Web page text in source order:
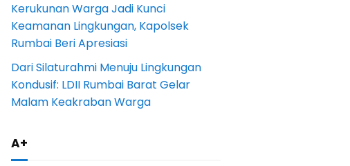
Kerukunan Warga Jadi Kunci
Keamanan Lingkungan, Kapolsek
Rumbai Beri Apresiasi
Dari Silaturahmi Menuju Lingkungan
Kondusif: LDII Rumbai Barat Gelar
Malam Keakraban Warga
A+